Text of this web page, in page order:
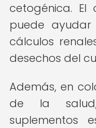
cetogénica. El
puede
cálculos
desechos del
Además, en
de la
suplementos